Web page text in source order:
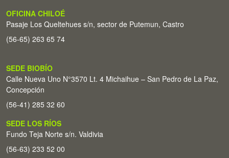
OFICINA CHILOÉ
Pasaje Los Queltehues s/n, sector de Putemun, Castro
(56-65) 263 65 74
SEDE BIOBÍO
Calle Nueva Uno N°3570 Lt. 4 Michaihue – San Pedro de La Paz,
Concepción
(56-41) 285 32 60
SEDE LOS RÍOS
Fundo Teja Norte s/n. Valdivia
(56-63) 233 52 00